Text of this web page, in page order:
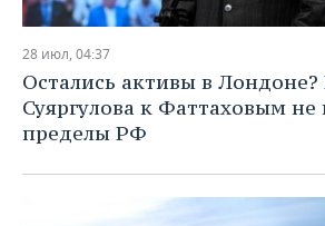
28 июл, 04:37
Остались активы в
Суяргулова к Фаттаховым
пределы РФ